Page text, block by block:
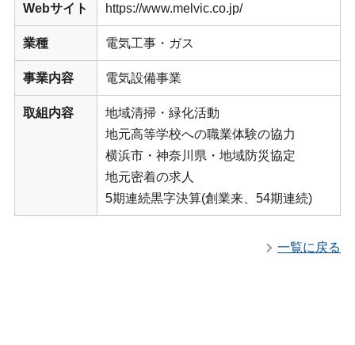
Webサイト https://www.melvic.co.jp/
業種 電気工事・ガス
事業内容 電気設備事業
取組内容
地域清掃・緑化活動
地元高等学校への職業体験の協力
横浜市・神奈川県・地域防災協定
地元密着の求人
5期連続黒字決算(創業来、54期連続)
一覧に戻る